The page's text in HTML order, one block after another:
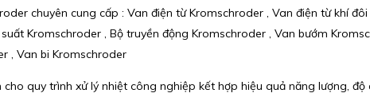
chuyên cung cấp : Van điện từ Kromschroder , Van điện từ khí
Kromschroder , Bộ truyền động Kromschroder , Van bướm
, Van bi Kromschroder
quy trình xử lý nhiệt công nghiệp kết hợp hiệu quả năng lượng,